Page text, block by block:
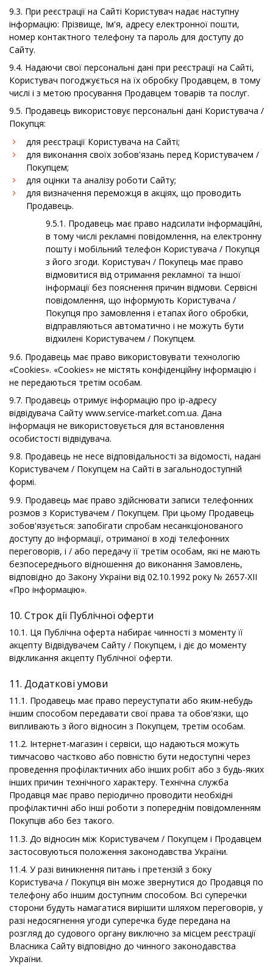
9.3. При реєстрації на Сайті Користувач надає наступну
інформацію: Прізвище, Ім'я, адресу електронної пошти,
номер контактного телефону та пароль для доступу до
Сайту.
9.4. Надаючи свої персональні дані при реєстрації на Сайті,
Користувач погоджується на їх обробку Продавцем, в тому
числі і з метою просування Продавцем товарів та послуг.
9.5. Продавець використовує персональні дані Користувача /
Покупця:
для реєстрації Користувача на Сайті;
для виконання своїх зобов'язань перед Користувачем /
Покупцем;
для оцінки та аналізу роботи Сайту;
для визначення переможця в акціях, що проводить
Продавець.
9.5.1. Продавець має право надсилати інформаційні,
в тому числі рекламні повідомлення, на електронну
пошту і мобільний телефон Користувача / Покупця
з його згоди. Користувач / Покупець має право
відмовитися від отримання рекламної та іншої
інформації без пояснення причин відмови. Сервісні
повідомлення, що інформують Користувача /
Покупця про замовлення і етапах його обробки,
відправляються автоматично і не можуть бути
відхилені Користувачем / Покупцем.
9.6. Продавець має право використовувати технологію
«Cookies». «Cookies» не містять конфіденційну інформацію і
не передаються третім особам.
9.7. Продавець отримує інформацію про ip-адресу
відвідувача Сайту www.service-market.com.ua. Дана
інформація не використовується для встановлення
особистості відвідувача.
9.8. Продавець не несе відповідальності за відомості, надані
Користувачем / Покупцем на Сайті в загальнодоступній
формі.
9.9. Продавець має право здійснювати записи телефонних
розмов з Користувачем / Покупцем. При цьому Продавець
зобов'язується: запобігати спробам несанкціонованого
доступу до інформації, отриманої в ході телефонних
переговорів, і / або передачу її третім особам, які не мають
безпосереднього відношення до виконання Замовлень,
відповідно до Закону України від 02.10.1992 року № 2657-XII
«Про інформацію».
10. Строк дії Публічної оферти
10.1. Ця Публічна оферта набирає чинності з моменту її
акцепту Відвідувачем Сайту / Покупцем, і діє до моменту
відкликання акцепту Публічної оферти.
11. Додаткові умови
11.1. Продавець має право переуступати або яким-небудь
іншим способом передавати свої права та обов'язки, що
випливають з його відносин з Покупцем, третім особам.
11.2. Інтернет-магазин і сервіси, що надаються можуть
тимчасово частково або повністю бути недоступні через
проведення профілактичних або інших робіт або з будь-яких
інших причин технічного характеру. Технічна служба
Продавця має право періодично проводити необхідні
профілактичні або інші роботи з попереднім повідомленням
Покупців або без такого.
11.3. До відносин між Користувачем / Покупцем і Продавцем
застосовуються положення законодавства України.
11.4. У разі виникнення питань і претензій з боку
Користувача / Покупця він може звернутися до Продавця по
телефону або іншим доступним способом. Всі суперечки
сторони будуть намагатися вирішити шляхом переговорів, у
разі недосягнення угоди суперечка буде передана на
розгляд до судового органу виключно за місцем реєстрації
Власника Сайту відповідно до чинного законодавства
України.